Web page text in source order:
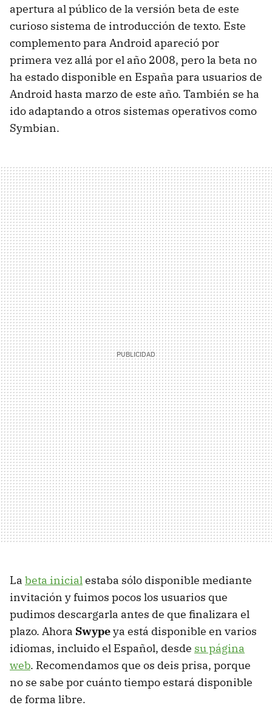
apertura al público de la versión beta de este
curioso sistema de introducción de texto. Este
complemento para Android apareció por
primera vez allá por el año 2008, pero la beta no
ha estado disponible en España para usuarios de
Android hasta marzo de este año. También se ha
ido adaptando a otros sistemas operativos como
Symbian.
La beta inicialestaba sólo disponible mediante
invitación y fuimos pocos los usuarios que
pudimos descargarla antes de que finalizara el
plazo. Ahora Swypeya está disponible en varios
idiomas, incluido el Español, desde su página
web. Recomendamos que os deis prisa, porque
no se sabe por cuánto tiempo estará disponible
de forma libre.